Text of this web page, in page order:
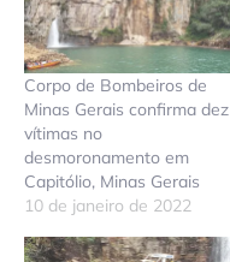
Corpo de Bombeiros de
Minas Gerais confirma dez
vítimas no
desmoronamento em
Capitólio, Minas Gerais
10 de janeiro de 2022